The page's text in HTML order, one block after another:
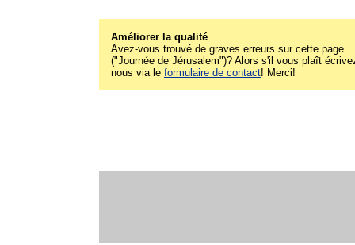
Améliorer la qualité
Avez-vous trouvé de graves erreurs sur cette page
("Journée de Jérusalem")? Alors s'il vous plaît
nous via le formulaire de contact! Merci!